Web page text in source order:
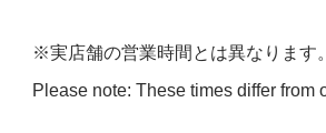
※実店舗の営業時間とは異なります
Please note: These times differ